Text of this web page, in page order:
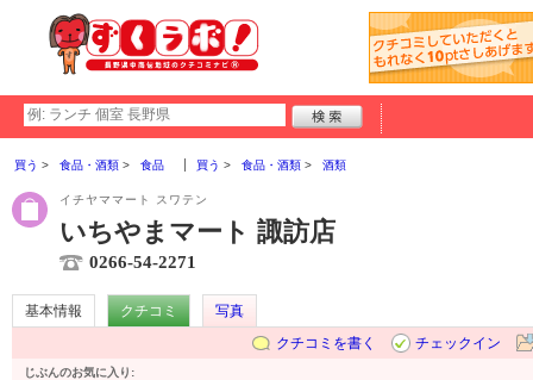
買う 食品・酒類 食品 買う 食品・酒類 酒類
イチヤママート スワテン
いちやまマート 諏訪店
0266-54-2271
基本情報 クチコミ
写真
クチコミを書く
チェックイン
じぶんのお気に入り: